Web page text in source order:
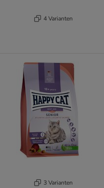
4 Varianten
3 Varianten